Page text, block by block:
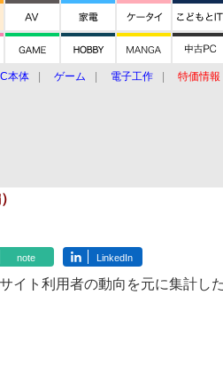
本体 ゲーム 電子工作 特価情報
note LinkedIn
イト利用者の動向を元に集計した